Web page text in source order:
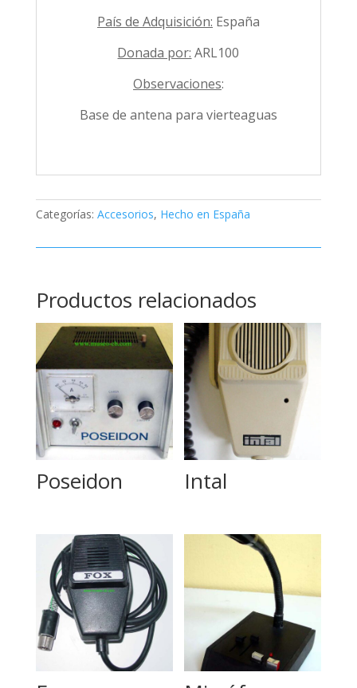
País de Adquisición: España
Donada por: ARL100
Observaciones:
Base de antena para vierteaguas
Categorías: Accesorios, Hecho en España
Productos relacionados
Poseidon Intal